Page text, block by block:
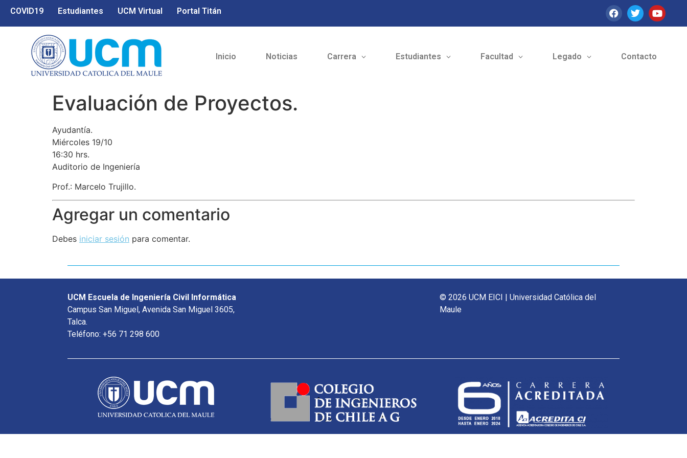
COVID19 Estudiantes UCM Virtual Portal Titán
Inicio Noticias Carrera Estudiantes Facultad Legado Contacto
Evaluación de Proyectos.
Ayudantía.
Miércoles 19/10
16:30 hrs.
Auditorio de Ingeniería
Prof.: Marcelo Trujillo.
Agregar un comentario
Debes iniciar sesión para comentar.
UCM Escuela de Ingeniería Civil Informática
Campus San Miguel, Avenida San Miguel 3605,
Talca.
Teléfono: +56 71 298 600
© 2026 UCM EICI | Universidad Católica del
Maule